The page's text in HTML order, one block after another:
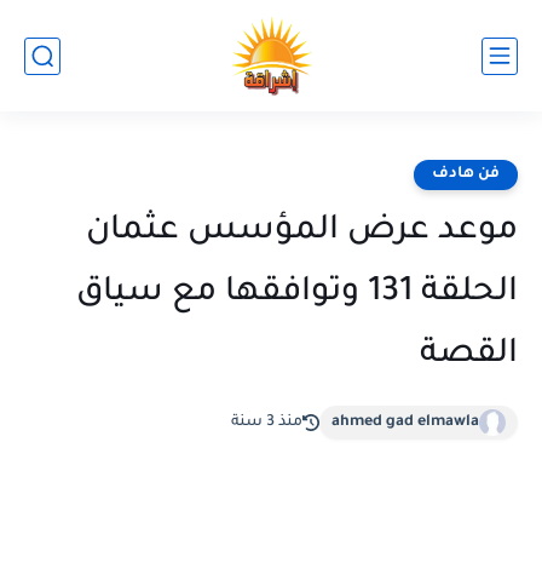
فن هادف
موعد عرض المؤسس عثمان
الحلقة 131 وتوافقها مع سياق
القصة
ahmed gad elmawla منذ 3 سنة